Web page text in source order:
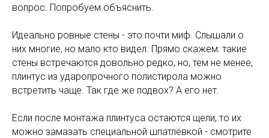
вопрос. Попробуем объяснить.
Идеально ровные стены - это почти миф. Слышали о
них многие, но мало кто видел. Прямо скажем: такие
стены встречаются довольно редко, но, тем не менее,
плинтус из ударопрочного полистирола можно
встретить чаще. Так где же подвох? А его нет.
Если после монтажа плинтуса остаются щели, то их
можно замазать специальной шпатлёвкой - смотрите